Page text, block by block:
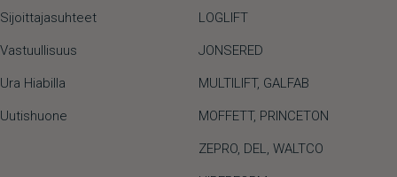
Sijoittajasuhteet
Vastuullisuus
Ura Hiabilla
Uutishuone
LOGLIFT
JONSERED
MULTILIFT, GALFAB
MOFFETT, PRINCETON
ZEPRO DEL WALTCO